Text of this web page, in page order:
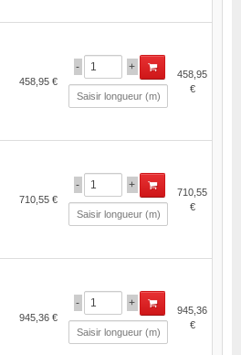
458,95 €
- +
458,95
€
710,55 €
- +
710,55
€
945,36 €
- +
945,36
€